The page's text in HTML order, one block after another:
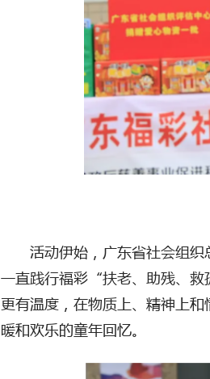
活动伊始，广东省社会组
一直践行福彩“扶老、助残、救
更有温度，在物质上、精神上
暖和欢乐的童年回忆。